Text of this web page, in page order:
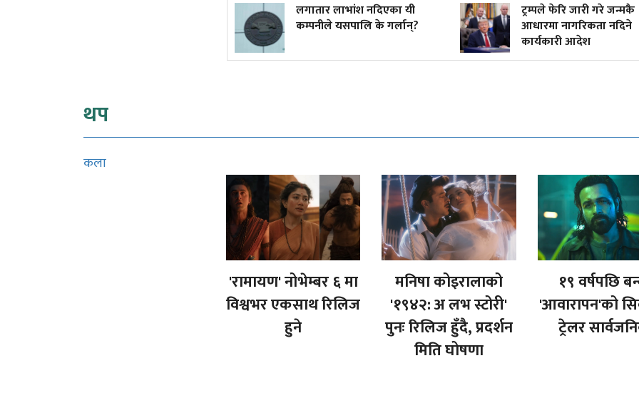
लगातार लाभांश नदिएका यी
कम्पनीले यसपालि के गर्लान्?
ट्रम्पले फेरि जारी गरे जन्मकै
आधारमा नागरिकता नदिने
कार्यकारी आदेश
थप
कला
'रामायण' नोभेम्बर ६ मा
विश्वभर एकसाथ रिलिज
हुने
मनिषा कोइरालाको
'१९४२: अ लभ स्टोरी'
पुनः रिलिज हुँदै, प्रदर्शन
मिति घोषणा
१९ वर्षपछि
'आवारापन'को
ट्रेलर